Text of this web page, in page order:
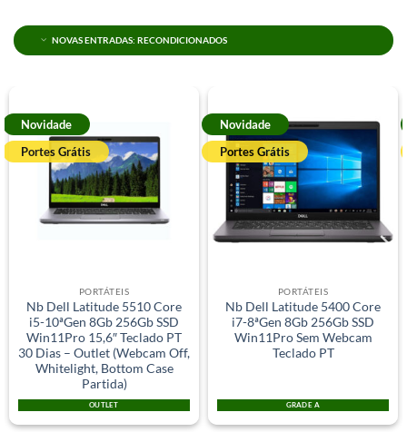
NOVAS ENTRADAS: RECONDICIONADOS
Novidade
Portes Grátis
PORTÁTEIS
Nb Dell Latitude 5510 Core
i5-10ªGen 8Gb 256Gb SSD
Win11Pro 15,6″ Teclado PT
30 Dias – Outlet (Webcam Off,
Whitelight, Bottom Case
Partida)
OUTLET
Novidade
Portes Grátis
PORTÁTEIS
Nb Dell Latitude 5400 Core
i7-8ªGen 8Gb 256Gb SSD
Win11Pro Sem Webcam
Teclado PT
GRADE A